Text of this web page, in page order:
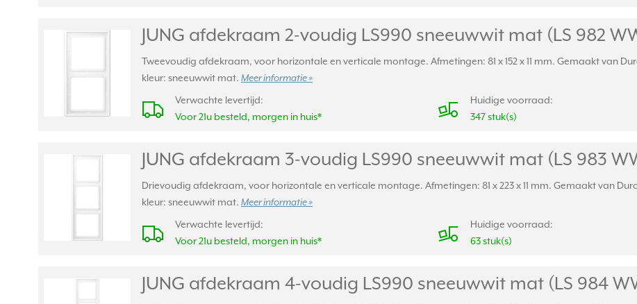
JUNG afdekraam 2-voudig LS990 sneeuwwit mat (LS 982
Tweevoudig afdekraam, voor horizontale en verticale montage. Afmetingen: 81 x 152 x 11 mm. Gemaakt van
kleur: sneeuwwit mat. Meer informatie »
Verwachte levertijd:
Voor 21u besteld, morgen in huis*
Huidige voorraad:
347 stuk(s)
JUNG afdekraam 3-voudig LS990 sneeuwwit mat (LS 983
Drievoudig afdekraam, voor horizontale en verticale montage. Afmetingen: 81 x 223 x 11 mm. Gemaakt van
kleur: sneeuwwit mat. Meer informatie »
Verwachte levertijd:
Voor 21u besteld, morgen in huis*
Huidige voorraad:
63 stuk(s)
JUNG afdekraam 4-voudig LS990 sneeuwwit mat (LS 984